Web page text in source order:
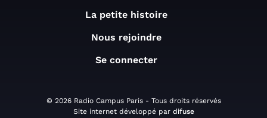
La petite histoire
Nous rejoindre
Se connecter
© 2026 Radio Campus Paris - Tous droits réservés
Site internet développé par difuse